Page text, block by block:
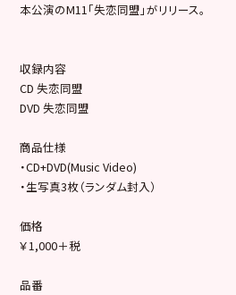
本公演のM11「失恋同盟」がリリース。
収録内容
CD 失恋同盟
DVD 失恋同盟
商品仕様
・CD+DVD(Music Video)
・生写真3枚（ランダム封入）
価格
￥1,000＋税
品番